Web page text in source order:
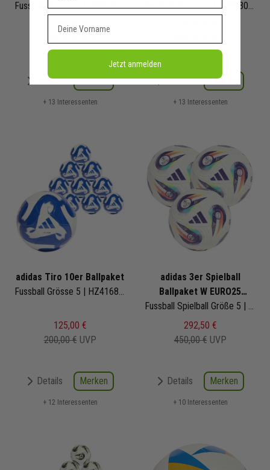
League
Fussball Grösse 5 | JD8045 | Fußbälle Set 10-teilig
248,00 €
Details Merken
+ 13 Interessenten
League
Fussball Grösse 5 | JD8030 | Fußbälle Set 20-teilig
Details Merken
+ 13 Interessenten
adidas Tiro 10er Ballpaket
125,00 €
200,00 € UVP
Details Merken
+ 12 Interessenten
adidas 3er Spielball
Ballpaket W EURO25
Konektis Pro
292,50 €
450,00 € UVP
Details Merken
+ 10 Interessenten
Vorname
Jetzt anmelden